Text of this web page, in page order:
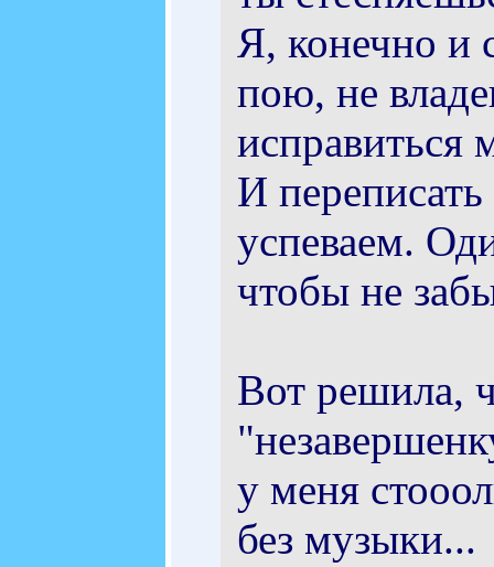
Я, конечно и
пою, не
исправиться
И
успеваем.
чтобы не
Вот решила,
у меня
без музыки...